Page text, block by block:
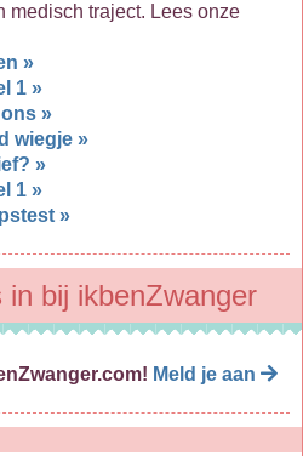
medisch traject. Lees onze
»
1 »
»
wiegje »
»
1 »
»
bij ikbenZwanger
Meld je aan